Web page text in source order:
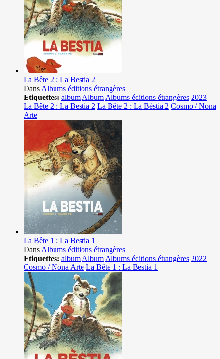
La Bête 2 : La Bestia 2
Dans Albums éditions étrangères
Etiquettes: album Album Albums éditions étrangères 2023
La Bête 2 : La Bestia 2 La Bête 2 : La Bèstia 2 Cosmo / Nona
Arte
La Bête 1 : La Bestia 1
Dans Albums éditions étrangères
Etiquettes: album Album Albums éditions étrangères 2022
Cosmo / Nona Arte La Bête 1 : La Bestia 1